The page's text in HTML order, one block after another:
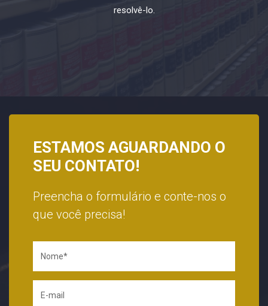
resolvê-lo.
ESTAMOS AGUARDANDO O
SEU CONTATO!
Preencha o formulário e conte-nos o
que você precisa!